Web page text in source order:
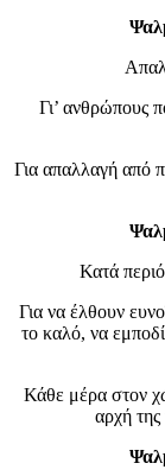
Γι’ ανθρώπους
Για απαλλαγή από
Κατά
Για να έλθουν
το καλό, να
Κάθε μέρα στον
αρχή